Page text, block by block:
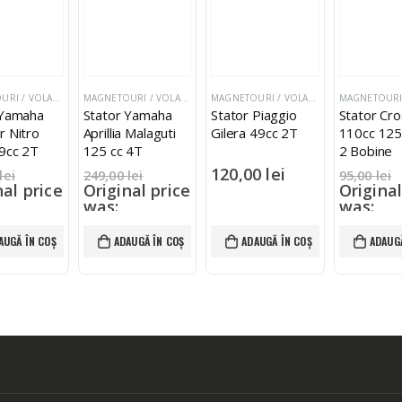
Nitro
2T
lei
price
lei
price
ÎN COȘ
MAGNETOURI / VOLANTE / STATOARE
Stator Yamaha
Aprillia Malaguti
125 cc 4T
249,00lei
Original price
was:
165,00lei
Current price
ADAUGĂ ÎN COȘ
Stator Piaggio
Gilera 49cc 2T
120,00 lei
ADAUGĂ ÎN COȘ
Stator
110cc
2 Bobine
95,00lei
was:
75,00